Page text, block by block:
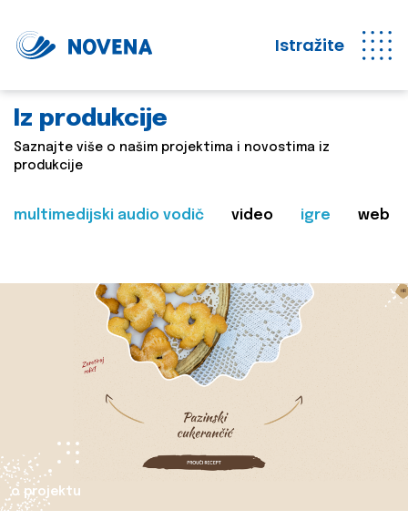
Istražite
Iz produkcije
Saznajte više o našim projektima i novostima iz
produkcije
multimedijski audio vodič video igre web
o projektu